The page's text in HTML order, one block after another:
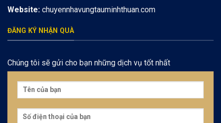
Website: chuyennhavungtauminhthuan.com
ĐĂNG KÝ NHẬN QUÀ
Chúng tôi sẽ gửi cho bạn những dịch vụ tốt nhất